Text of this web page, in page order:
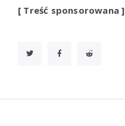
[ Treść sponsorowana ]